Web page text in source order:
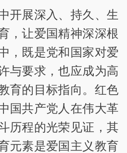
开展深入、持久、生
，让爱国精神深深根
，既是党和国家对爱
与要求，也应成为高
育的目标指向。红色
国共产党人在伟大革
历程的光荣见证，其
元素是爱国主义教育